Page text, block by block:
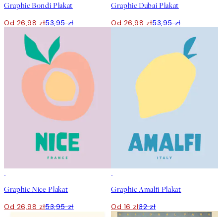
Graphic Bondi Plakat
Od 26,98 zł53,95 zł
Graphic Dubai Plakat
Od 26,98 zł53,95 zł
Graphic Nice Plakat
Od 26,98 zł53,95 zł
Graphic Amalfi Plakat
Od 16 zł32 zł